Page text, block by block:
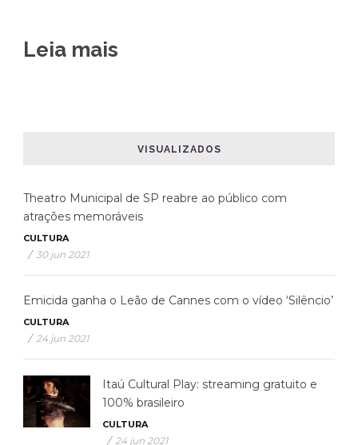
Leia mais
VISUALIZADOS
Theatro Municipal de SP reabre ao público com
atrações memoráveis
CULTURA
/ 30 jun 2021
Emicida ganha o Leão de Cannes com o vídeo ‘Silêncio’
CULTURA
/ 24 jun 2021
Itaú Cultural Play: streaming gratuito e
100% brasileiro
CULTURA
/ 24 jun 2021